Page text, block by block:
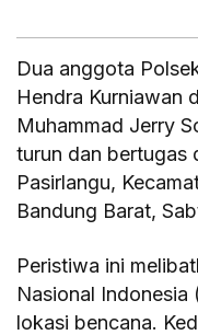
Dua anggota
Hendra Kurniawan
Muhammad Jerry
turun dan bertugas
Pasirlangu,
Bandung Barat,
Peristiwa ini
Nasional
lokasi bencana.